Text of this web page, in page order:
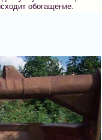
обогащение.